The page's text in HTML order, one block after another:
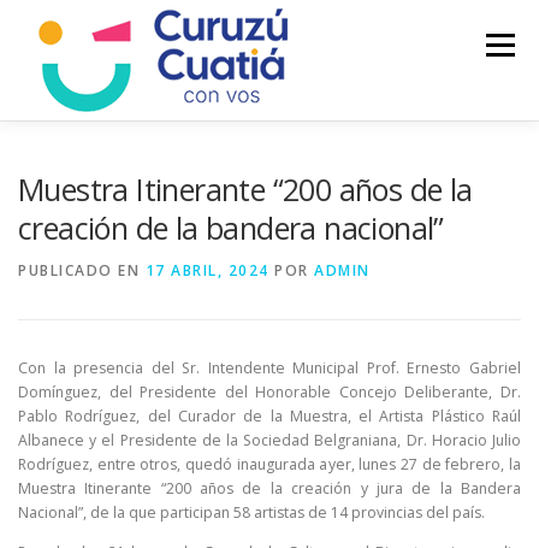
contenido
Menú
Muestra Itinerante “200 años de la
creación de la bandera nacional”
PUBLICADO EN 17 ABRIL, 2024 POR ADMIN
Con la presencia del Sr. Intendente Municipal Prof. Ernesto Gabriel
Domínguez, del Presidente del Honorable Concejo Deliberante, Dr.
Pablo Rodríguez, del Curador de la Muestra, el Artista Plástico Raúl
Albanece y el Presidente de la Sociedad Belgraniana, Dr. Horacio Julio
Rodríguez, entre otros, quedó inaugurada ayer, lunes 27 de febrero, la
Muestra Itinerante “200 años de la creación y jura de la Bandera
Nacional”, de la que participan 58 artistas de 14 provincias del país.